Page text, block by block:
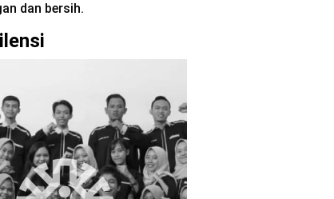
dan bersih.